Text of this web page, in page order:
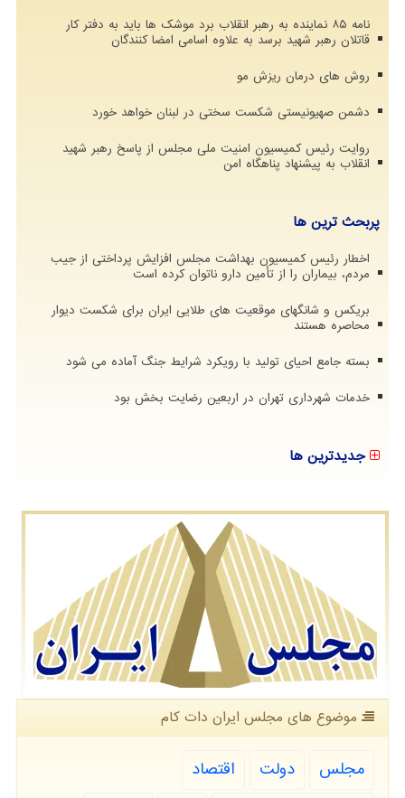
نامه ۸۵ نماینده به رهبر انقلاب برد موشک ها باید به دفتر کار
قاتلان رهبر شهید برسد به علاوه اسامی امضا کنندگان
روش های درمان ریزش مو
دشمن صهیونیستی شکست سختی در لبنان خواهد خورد
روایت رئیس کمیسیون امنیت ملی مجلس از پاسخ رهبر شهید
انقلاب به پیشنهاد پناهگاه امن
پربحث ترین ها
اخطار رئیس کمیسیون بهداشت مجلس افزایش پرداختی از جیب
مردم، بیماران را از تأمین دارو ناتوان کرده است
بریکس و شانگهای موقعیت های طلایی ایران برای شکست دیوار
محاصره هستند
بسته جامع احیای تولید با رویکرد شرایط جنگ آماده می شود
خدمات شهرداری تهران در اربعین رضایت بخش بود
جدیدترین ها
موضوع های مجلس ایران دات كام
مجلس دولت
اقتصاد